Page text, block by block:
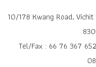
10/178 Kwang Road,
Tel/Fax : 66 76 367